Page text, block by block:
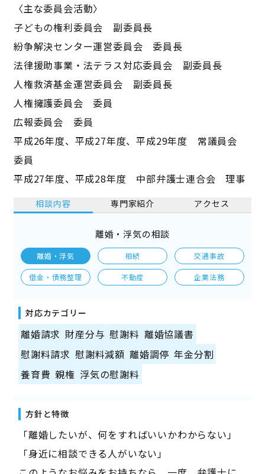
〈主な委員会活動〉
子どもの権利委員会 副委員長
紛争解決センター運営委員会 委員長
法律援助事業・法テラス対応委員会 副委員長
人権救済基金運営委員会 副委員長
人権擁護委員会 委員
広報委員会 委員
平成26年度、平成27年度、平成29年度 常議員会
委員
平成27年度、平成28年度 中部弁護士連合会 理事
相談内容 専門家紹介 アクセス
離婚・浮気の相談
離婚・浮気 相続 交通事故
借金・債務整理 不動産 企業法務
対応カテゴリー
離婚請求 財産分与 慰謝料 離婚協議書
慰謝料請求 慰謝料減額 離婚調停 年金分割
養育費 親権 浮気の慰謝料
方針と特徴
「離婚したいが、何をすればいいかわからない」
「身近に相談できる人がいない」